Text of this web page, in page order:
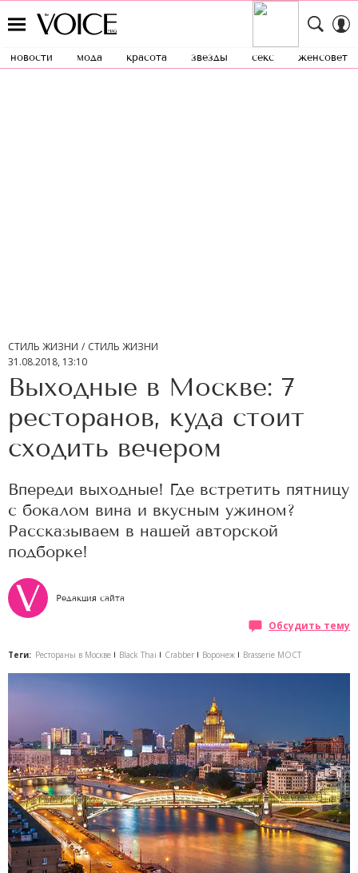
новости мода красота звезды секс женсовет
СТИЛЬ ЖИЗНИ
СТИЛЬ ЖИЗНИ
31.08.2018, 13:10
Выходные в Москве: 7
ресторанов, куда стоит
сходить вечером
Впереди выходные! Где встретить пятницу
с бокалом вина и вкусным ужином?
Рассказываем в нашей авторской
подборке!
Редакция сайта
Обсудить тему
Теги: Рестораны в Москве Black Thai Crabber Воронеж Brasserie МОСТ